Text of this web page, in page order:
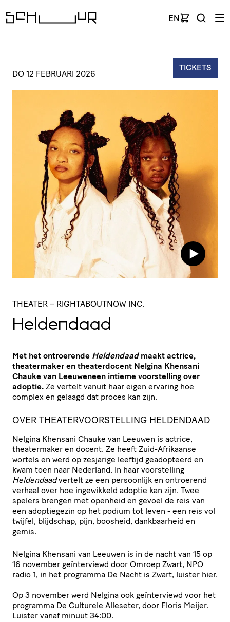
EN
TICKETS
DO 12 FEBRUARI 2026
THEATER – RIGHTABOUTNOW INC.
Heldendaad
Met het ontroerende Heldendaadmaakt actrice,
theatermaker en theaterdocent Nelgina Khensani
Chauke van Leeuweneen intieme voorstelling over
adoptie. Ze vertelt vanuit haar eigen ervaring hoe
complex en gelaagd dat proces kan zijn.
OVER THEATERVOORSTELLING HELDENDAAD
Nelgina Khensani Chauke van Leeuwen is actrice,
theatermaker en docent. Ze heeft Zuid-Afrikaanse
wortels en werd op zesjarige leeftijd geadopteerd en
kwam toen naar Nederland. In haar voorstelling
Heldendaadvertelt ze een persoonlijk en ontroerend
verhaal over hoe ingewikkeld adoptie kan zijn. Twee
spelers brengen met openheid en gevoel de reis van
een adoptiegezin op het podium tot leven - een reis vol
twijfel, blijdschap, pijn, boosheid, dankbaarheid en
gemis.
Nelgina Khensani van Leeuwen is in de nacht van 15 op
16 november geïnterviewd door Omroep Zwart, NPO
radio 1, in het programma De Nacht is Zwart, luister hier.
Op 3 november werd Nelgina ook geïnterviewd voor het
programma De Culturele Alleseter, door Floris Meijer.
Luister vanaf minuut 34:00.